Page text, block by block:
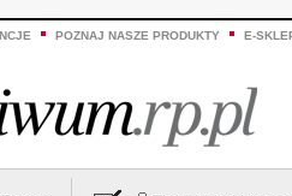
POZNAJ NASZE PRODUKTY E-